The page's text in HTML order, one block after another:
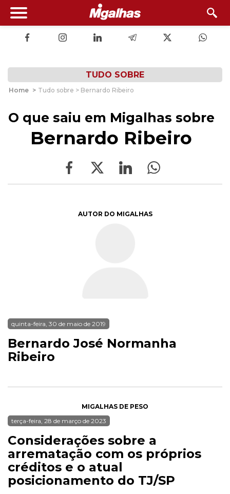
TUDO SOBRE
Home > Tudo sobre > Bernardo Ribeiro
O que saiu em Migalhas sobre
Bernardo Ribeiro
AUTOR DO MIGALHAS
quinta-feira, 30 de maio de 2019
Bernardo José Normanha
Ribeiro
MIGALHAS DE PESO
terça-feira, 28 de março de 2023
Considerações sobre a
arrematação com os próprios
créditos e o atual
posicionamento do TJ/SP